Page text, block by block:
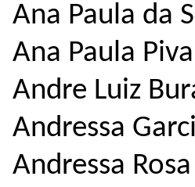
Ana Paula da
Ana Paula Piva
Andre Luiz
Andressa
Andressa